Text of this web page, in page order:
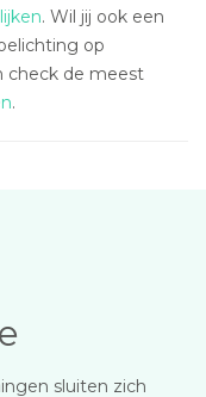
. Wil jij ook een
op
check de meest
.
sluiten zich